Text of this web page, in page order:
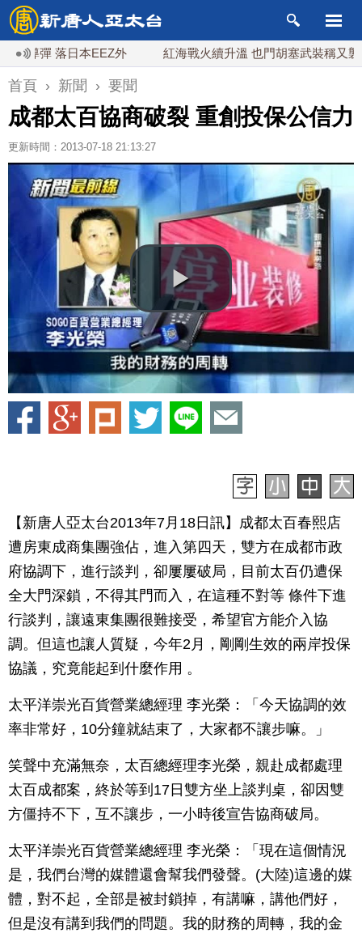
落日本EEZ外 紅海戰火續升溫 也門胡塞武裝稱又襲擊沙
首頁 › 新聞 › 要聞
成都太百協商破裂 重創投保公信力
更新時間：2013-07-18 21:13:27
【新唐人亞太台2013年7月18日訊】成都太百春熙店
遭房東成商集團強佔，進入第四天，雙方在成都市政
府協調下，進行談判，卻屢屢破局，目前太百仍遭保
全大門深鎖，不得其門而入，在這種不對等 條件下進
行談判，讓遠東集團很難接受，希望官方能介入協
調。但這也讓人質疑，今年2月，剛剛生效的兩岸投保
協議，究竟能起到什麼作用 。
太平洋崇光百貨營業總經理 李光榮：「今天協調的效
率非常好，10分鐘就結束了，大家都不讓步嘛。」
笑聲中充滿無奈，太百總經理李光榮，親赴成都處理
太百成都案，終於等到17日雙方坐上談判桌，卻因雙
方僵持不下，互不讓步，一小時後宣告協商破局。
太平洋崇光百貨營業總經理 李光榮：「現在這個情況
是，我們台灣的媒體還會幫我們發聲。(大陸)這邊的媒
體，對不起，全部是被封鎖掉，有講嘛，講他們好，
但是沒有講到我們的問題。我的財務的周轉，我的金